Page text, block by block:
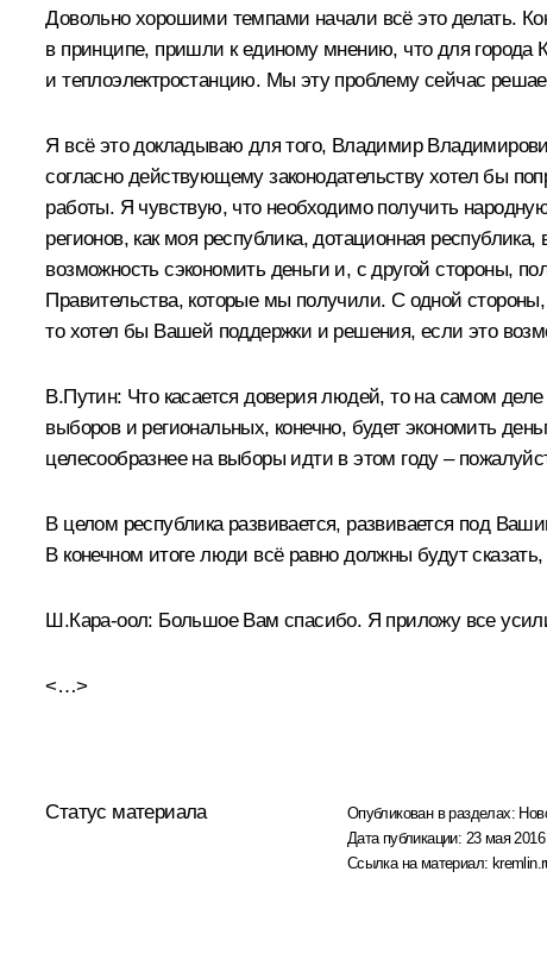
Довольно хорошими темпами начали всё это делать.
в принципе, пришли к единому мнению, что для города
и теплоэлектростанцию. Мы эту проблему сейчас
Я всё это докладываю для того, Владимир
согласно действующему законодательству хотел бы
работы. Я чувствую, что необходимо получить
регионов, как моя республика, дотационная
возможность сэкономить деньги и, с другой стороны,
Правительства, которые мы получили. С одной
то хотел бы Вашей поддержки и решения, если это
В.Путин: Что касается доверия людей, то на самом
выборов и региональных, конечно, будет экономить
целесообразнее на выборы идти в этом году –
В целом республика развивается, развивается под
В конечном итоге люди всё равно должны будут
Ш.Кара-оол: Большое Вам спасибо. Я приложу все
<…>
Статус материала Опубликован в разделах:
Дата публикации: 23 мая
Ссылка на материал: